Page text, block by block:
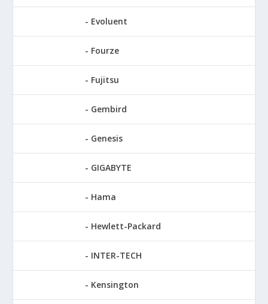
Evoluent
Fourze
Fujitsu
Gembird
Genesis
GIGABYTE
Hama
Hewlett-Packard
INTER-TECH
Kensington